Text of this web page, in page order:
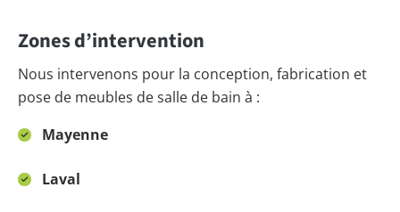
Zones d’intervention
Nous intervenons pour la conception, fabrication et
pose de meubles de salle de bain à :
Mayenne
Laval